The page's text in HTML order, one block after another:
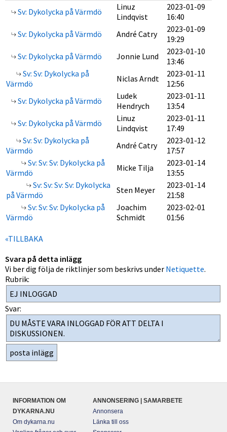
Sv: Dykolycka på Värmdö
Linuz
Lindqvist
2023-01-09
16:40
Sv: Dykolycka på Värmdö
André Catry
2023-01-09
19:29
Sv: Dykolycka på Värmdö
Jonnie Lund
2023-01-10
13:46
Sv: Sv: Dykolycka på
Värmdö
Niclas Arndt
2023-01-11
12:56
Sv: Dykolycka på Värmdö
Ludek
Hendrych
2023-01-11
13:54
Sv: Dykolycka på Värmdö
Linuz
Lindqvist
2023-01-11
17:49
Sv: Sv: Dykolycka på
Värmdö
André Catry
2023-01-12
17:57
Sv: Sv: Sv: Dykolycka på
Värmdö
Micke Tilja
2023-01-14
13:55
Sv: Sv: Sv: Sv: Dykolycka
på Värmdö
Sten Meyer
2023-01-14
21:58
Sv: Sv: Sv: Dykolycka på
Värmdö
Joachim
Schmidt
2023-02-01
01:56
«TILLBAKA
Svara på detta inlägg
Vi ber dig följa de riktlinjer som beskrivs under Netiquette.
Rubrik:
Svar:
INFORMATION OM
DYKARNA.NU
Om dykarna.nu
ANNONSERING | SAMARBETE
Annonsera
Länka till oss